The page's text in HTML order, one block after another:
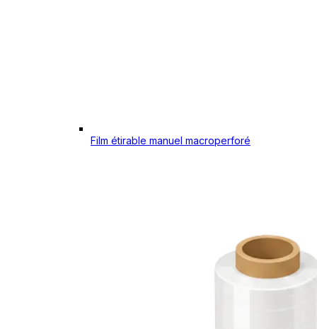
Film étirable manuel macroperforé